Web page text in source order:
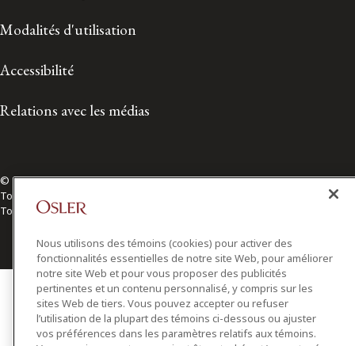
Modalités d'utilisation
Accessibilité
Relations avec les médias
© 2026 Osler, Hoskin & Harcourt S.E.N.C.R.L./s.r.l.
Tous droits réservés
Toronto | Montréal | Calgary | Vancouver | Ottawa | New York
Nous utilisons des témoins (cookies) pour activer des
fonctionnalités essentielles de notre site Web, pour améliorer
notre site Web et pour vous proposer des publicités
pertinentes et un contenu personnalisé, y compris sur les
sites Web de tiers. Vous pouvez accepter ou refuser
l’utilisation de la plupart des témoins ci-dessous ou ajuster
vos préférences dans les paramètres relatifs aux témoins.